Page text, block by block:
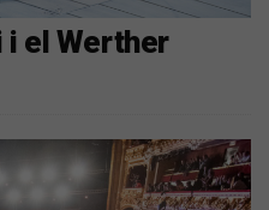
i el Werther